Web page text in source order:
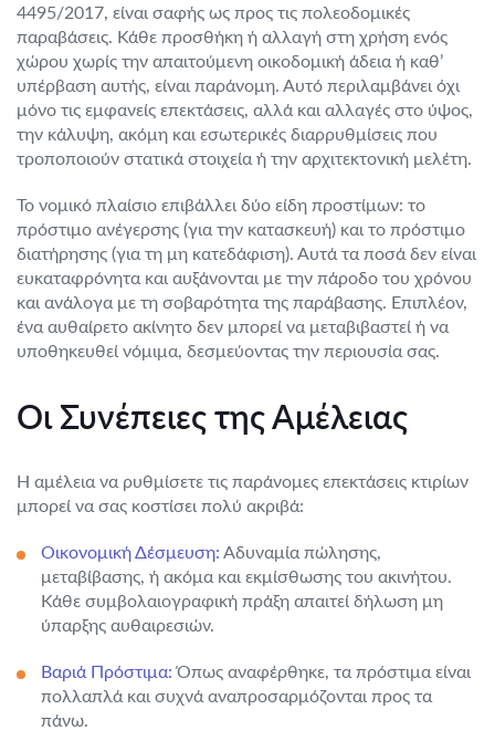
4495/2017, είναι σαφής ως προς τις πολεοδομικές
παραβάσεις. Κάθε προσθήκη ή αλλαγή στη χρήση ενός
χώρου χωρίς την απαιτούμενη οικοδομική άδεια ή καθ’
υπέρβαση αυτής, είναι παράνομη. Αυτό περιλαμβάνει όχι
μόνο τις εμφανείς επεκτάσεις, αλλά και αλλαγές στο ύψος,
την κάλυψη, ακόμη και εσωτερικές διαρρυθμίσεις που
τροποποιούν στατικά στοιχεία ή την αρχιτεκτονική μελέτη.
Το νομικό πλαίσιο επιβάλλει δύο είδη προστίμων: το
πρόστιμο ανέγερσης (για την κατασκευή) και το πρόστιμο
διατήρησης (για τη μη κατεδάφιση). Αυτά τα ποσά δεν είναι
ευκαταφρόνητα και αυξάνονται με την πάροδο του χρόνου
και ανάλογα με τη σοβαρότητα της παράβασης. Επιπλέον,
ένα αυθαίρετο ακίνητο δεν μπορεί να μεταβιβαστεί ή να
υποθηκευθεί νόμιμα, δεσμεύοντας την περιουσία σας.
Οι Συνέπειες της Αμέλειας
Η αμέλεια να ρυθμίσετε τις παράνομες επεκτάσεις κτιρίων
μπορεί να σας κοστίσει πολύ ακριβά:
Οικονομική Δέσμευση: Αδυναμία πώλησης,
μεταβίβασης, ή ακόμα και εκμίσθωσης του ακινήτου.
Κάθε συμβολαιογραφική πράξη απαιτεί δήλωση μη
ύπαρξης αυθαιρεσιών.
Βαριά Πρόστιμα: Όπως αναφέρθηκε, τα πρόστιμα είναι
πολλαπλά και συχνά αναπροσαρμόζονται προς τα
πάνω.